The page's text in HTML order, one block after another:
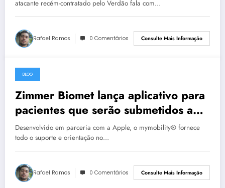
atacante recém-contratado pelo Verdão fala com…
Rafael Ramos 0 Comentários Consulte Mais Informação
30 de abril de 2023
BLOG
Zimmer Biomet lança aplicativo para
pacientes que serão submetidos a
cirurgias de joelho e quadril no
Brasil
Desenvolvido em parceria com a Apple, o mymobility® fornece
todo o suporte e orientação no…
Rafael Ramos 0 Comentários Consulte Mais Informação